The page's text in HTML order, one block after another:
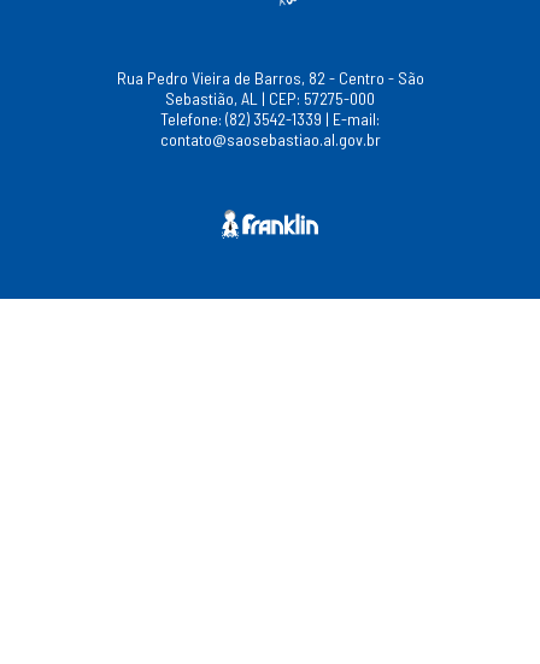
Rua Pedro Vieira de Barros, 82 - Centro - São
Sebastião, AL | CEP: 57275-000
Telefone: (82) 3542-1339 | E-mail:
contato@saosebastiao.al.gov.br